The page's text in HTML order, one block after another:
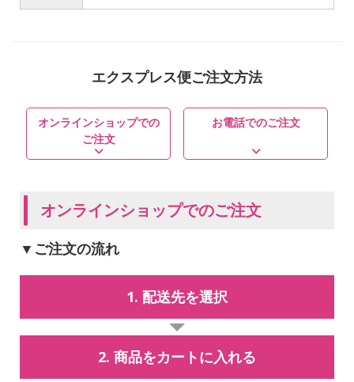
エクスプレス便ご注文方法
オンラインショップでの
ご注文
お電話でのご注文
オンラインショップでのご注文
▼ご注文の流れ
1. 配送先を選択
2. 商品をカートに入れる